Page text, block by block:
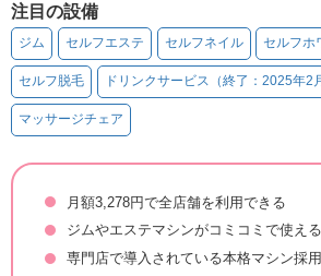
注目の設備
ジム セルフエステ セルフネイル セルフホ
セルフ脱毛 ドリンクサービス（終了：2025年2
マッサージチェア
月額3,278円で全店舗を利用できる
ジムやエステマシンがコミコミで使える
専門店で導入されている本格マシン採用